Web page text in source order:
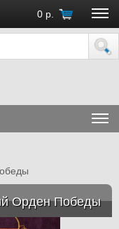
0 р.
(Москва)
Орден Победы